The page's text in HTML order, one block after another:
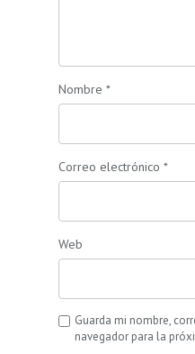
Nombre *
Correo electrónico *
Web
Guarda mi nombre,
navegador para la